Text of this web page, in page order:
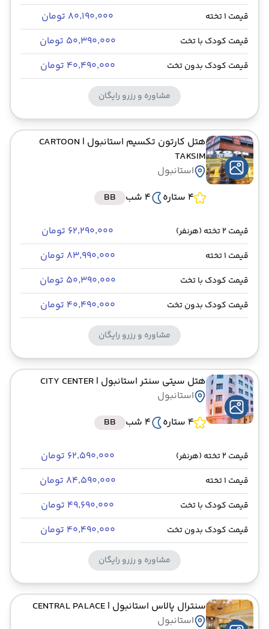
قیمت 1 تخته ۸۰٬۱۹۰٬۰۰۰ تومان
قیمت کودک با تخت ۵۰٬۳۹۰٬۰۰۰ تومان
قیمت کودک بدون تخت ۴۰٬۴۹۰٬۰۰۰ تومان
مشاوره و رزرو رایگان
هتل کارتون تکسیم استانبول | CARTOON
TAKSIM
استانبول
4 ستاره
4 شب BB
قیمت 2 تخته (هرنفر) ۶۲٬۲۹۰٬۰۰۰ تومان
قیمت 1 تخته ۸۳٬۹۹۰٬۰۰۰ تومان
قیمت کودک با تخت ۵۰٬۳۹۰٬۰۰۰ تومان
قیمت کودک بدون تخت ۴۰٬۴۹۰٬۰۰۰ تومان
مشاوره و رزرو رایگان
هتل سیتی سنتر استانبول | CITY CENTER
استانبول
4 ستاره
4 شب BB
قیمت 2 تخته (هرنفر) ۶۲٬۵۹۰٬۰۰۰ تومان
قیمت 1 تخته ۸۴٬۵۹۰٬۰۰۰ تومان
قیمت کودک با تخت ۴۹٬۶۹۰٬۰۰۰ تومان
قیمت کودک بدون تخت ۴۰٬۴۹۰٬۰۰۰ تومان
مشاوره و رزرو رایگان
سنترال پالاس استانبول | CENTRAL PALACE
استانبول